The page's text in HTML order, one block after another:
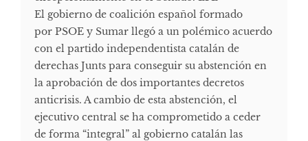
El gobierno de coalición español formado
por PSOE y Sumar llegó a un polémico acuerdo
con el partido independentista catalán de
derechas Junts para conseguir su abstención en
la aprobación de dos importantes decretos
anticrisis. A cambio de esta abstención, el
ejecutivo central se ha comprometido a ceder
de forma “integral” al gobierno catalán las